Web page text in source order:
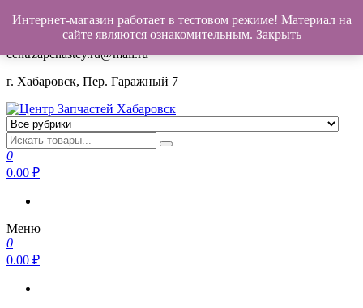
+7(962)503-00-25
centrzapchastey.ru@mail.ru
г. Хабаровск, Пер. Гаражный 7
Центр Запчастей Хабаровск
Запчасти для авто,
мото,бензопил,велосипедов,снегоходов,бензопил и т.д.
Хабаровск
0
0.00 ₽
Меню
0
0.00 ₽
Интернет-магазин работает в тестовом режиме! Материал на
сайте являются ознакомительным. Закрыть